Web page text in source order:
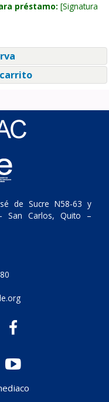
préstamo: Signatura
de Sucre N58-63 y
San Carlos, Quito –